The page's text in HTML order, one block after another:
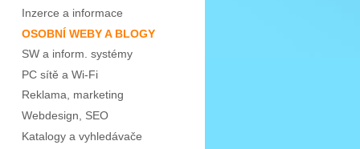
Inzerce a informace
OSOBNÍ WEBY A BLOGY
SW a inform. systémy
PC sítě a Wi-Fi
Reklama, marketing
Webdesign, SEO
Katalogy a vyhledávače